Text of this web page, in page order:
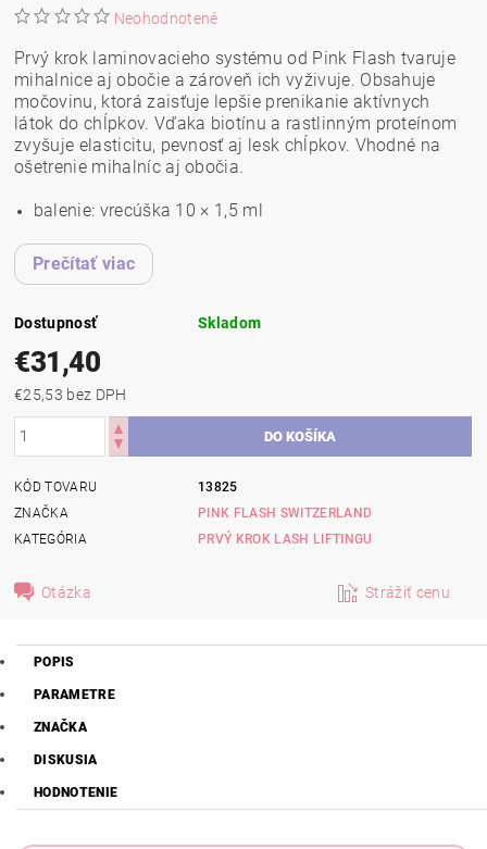
Neohodnotené
Prvý krok laminovacieho systému od Pink Flash tvaruje
mihalnice aj obočie a zároveň ich vyživuje. Obsahuje
močovinu, ktorá zaisťuje lepšie prenikanie aktívnych
látok do chĺpkov. Vďaka biotínu a rastlinným proteínom
zvyšuje elasticitu, pevnosť aj lesk chĺpkov. Vhodné na
ošetrenie mihalníc aj obočia.
balenie: vrecúška 10 × 1,5 ml
Prečítať viac
Dostupnosť Skladom
€31,40
€25,53 bez DPH
KÓD TOVARU
13825
ZNAČKA
PINK FLASH SWITZERLAND
KATEGÓRIA
PRVÝ KROK LASH LIFTINGU
Otázka Strážiť cenu
POPIS
PARAMETRE
ZNAČKA
DISKUSIA
HODNOTENIE